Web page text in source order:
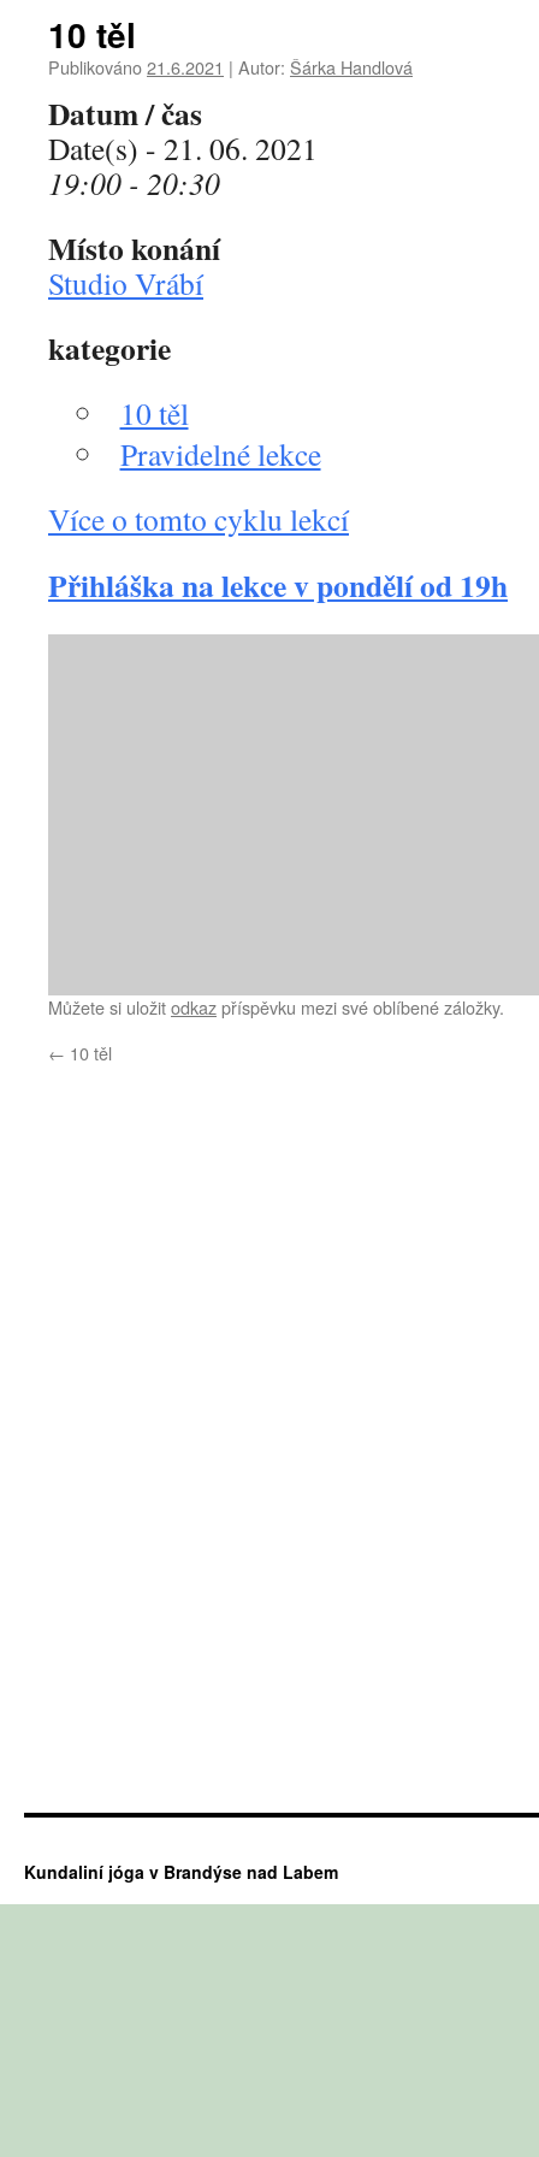
10 těl
Publikováno21.6.2021 | Autor: Šárka Handlová
Datum / čas
Date(s) - 21. 06. 2021
19:00 - 20:30
Místo konání
Studio Vrábí
kategorie
10 těl
Pravidelné lekce
Více o tomto cyklu lekcí
Přihláška na lekce v pondělí od 19h
Můžete si uložitodkazpříspěvku mezi své oblíbené záložky.
← 10 těl
Kundaliní jóga v Brandýse nad Labem